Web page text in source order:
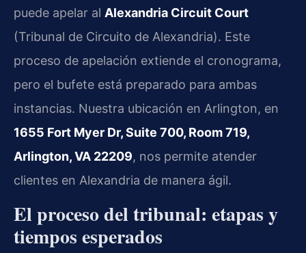
puede apelar al Alexandria Circuit Court
(Tribunal de Circuito de Alexandria). Este
proceso de apelación extiende el cronograma,
pero el bufete está preparado para ambas
instancias. Nuestra ubicación en Arlington, en
1655 Fort Myer Dr, Suite 700, Room 719,
Arlington, VA 22209, nos permite atender
clientes en Alexandria de manera ágil.
El proceso del tribunal: etapas y
tiempos esperados